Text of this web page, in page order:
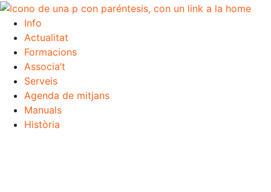
Info
Actualitat
Formacions
Associa’t
Serveis
Agenda de mitjans
Manuals
Història